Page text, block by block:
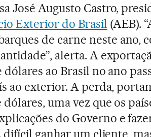
José Augusto Castro,
Exterior do Brasil (AEB).
de carne neste ano,
alerta. A
ao Brasil no ano
ao exterior. A perda,
dólares, uma vez que os
do Governo e
ganhar um cliente,